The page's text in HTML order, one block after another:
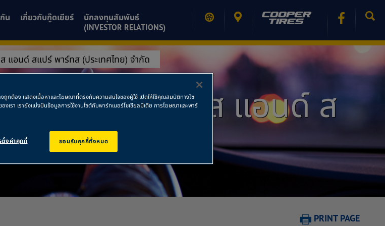
น เกี่ยวกับกู๊ดเยียร์
นักลงทุนสัมพันธ์
(INVESTOR RELATIONS)
แอนด์ สแปร์ พาร์ทส (ประเทศไทย) จำกัด
อโต้ เซอร์วิสเซส แอนด์ ส
ย) จำกัด
PRINT PAGE
างถูกต้อง แสดงเนื้อหาและโฆษณาที่ตรงกับความสนใจของผู้ใช้ เปิดให้ใช้คุณสมบัติทางโซ
องเรา เรายังแบ่งปันข้อมูลการใช้งานไซต์กับพาร์ทเนอร์โซเชียลมีเดีย การโฆษณาและพาร์
ยอมรับคุกกี้ทั้งหมด
ตั้งค่าคุกกี้